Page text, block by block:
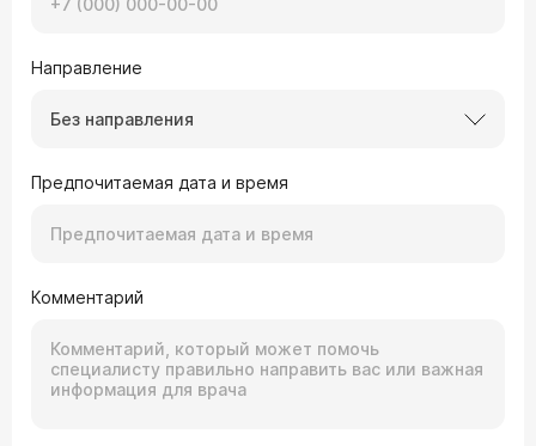
Направление
Без направления
Предпочитаемая дата и время
Комментарий